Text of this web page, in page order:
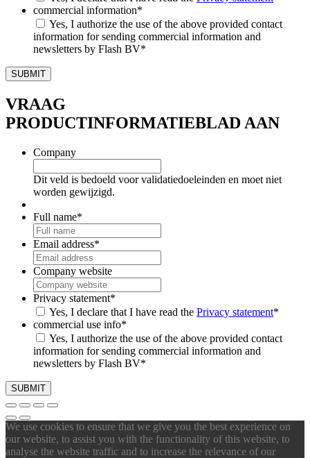
commercial information*
Yes, I authorize the use of the above provided contact
information for sending commercial information and
newsletters by Flash BV*
VRAAG
PRODUCTINFORMATIEBLAD AAN
Company
Dit veld is bedoeld voor validatiedoeleinden en moet niet
worden gewijzigd.
Full name*
Email address*
Company website
Privacy statement*
Yes, I declare that I have read the Privacy statement*
commercial use info*
Yes, I authorize the use of the above provided contact
information for sending commercial information and
newsletters by Flash BV*
We use cookies to ensure that we give you the best experience on
our website, to assist you with the functionality of this website, to
analyse the website traffic and to increase the relevance of our